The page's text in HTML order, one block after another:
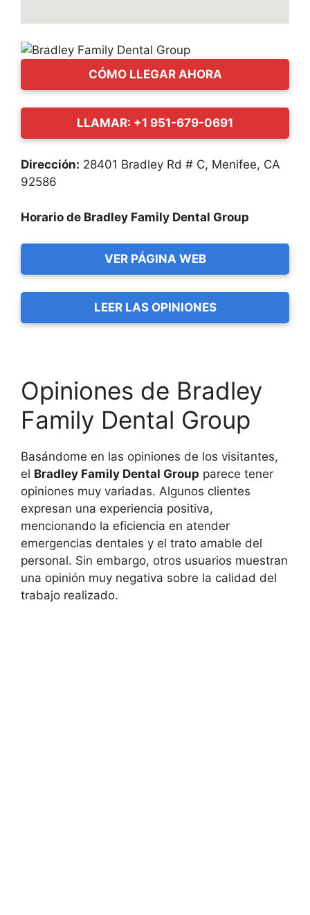
CÓMO LLEGAR AHORA
LLAMAR: +1 951-679-0691
Dirección: 28401 Bradley Rd # C, Menifee, CA
92586
Horario de Bradley Family Dental Group
VER PÁGINA WEB
LEER LAS OPINIONES
Opiniones de Bradley
Family Dental Group
Basándome en las opiniones de los visitantes,
el Bradley Family Dental Group parece tener
opiniones muy variadas. Algunos clientes
expresan una experiencia positiva,
mencionando la eficiencia en atender
emergencias dentales y el trato amable del
personal. Sin embargo, otros usuarios muestran
una opinión muy negativa sobre la calidad del
trabajo realizado.